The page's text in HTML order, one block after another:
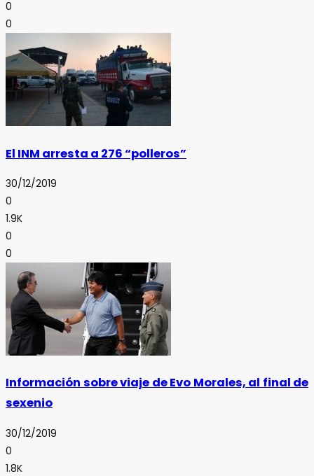
0
0
El INM arresta a 276 “polleros”
30/12/2019
0
1.9K
0
0
Información sobre viaje de Evo Morales, al final de
sexenio
30/12/2019
0
1.8K